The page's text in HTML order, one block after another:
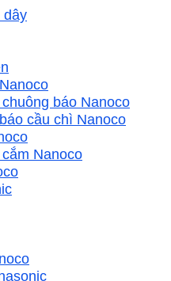
dây
báo Nanoco
cầu chì Nanoco
Nanoco